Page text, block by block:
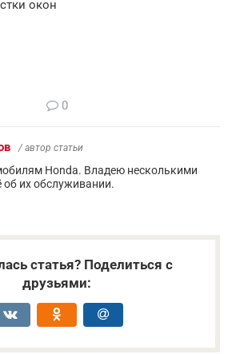
окон
0
/ автор статьи
Honda. Владею несколькими
об их обслуживании.
статья? Поделиться с
друзьями: